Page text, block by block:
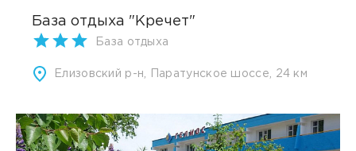
База отдыха "Кречет"
База отдыха
Елизовский р-н, Паратунское шоссе, 24 км